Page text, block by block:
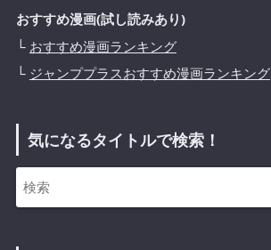
おすすめ漫画(試し読みあり)
└ おすすめ漫画ランキング
└ ジャンププラスおすすめ漫画ランキング
気になるタイトルで検索！